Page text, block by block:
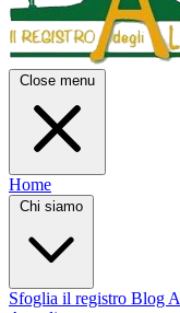
Close menu
Home
Chi siamo
Sfoglia il registro Blog